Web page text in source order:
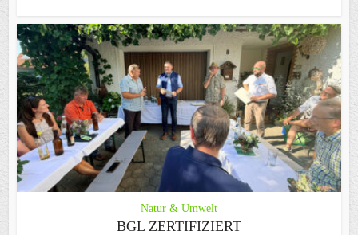
Natur & Umwelt
BGL ZERTIFIZIERT